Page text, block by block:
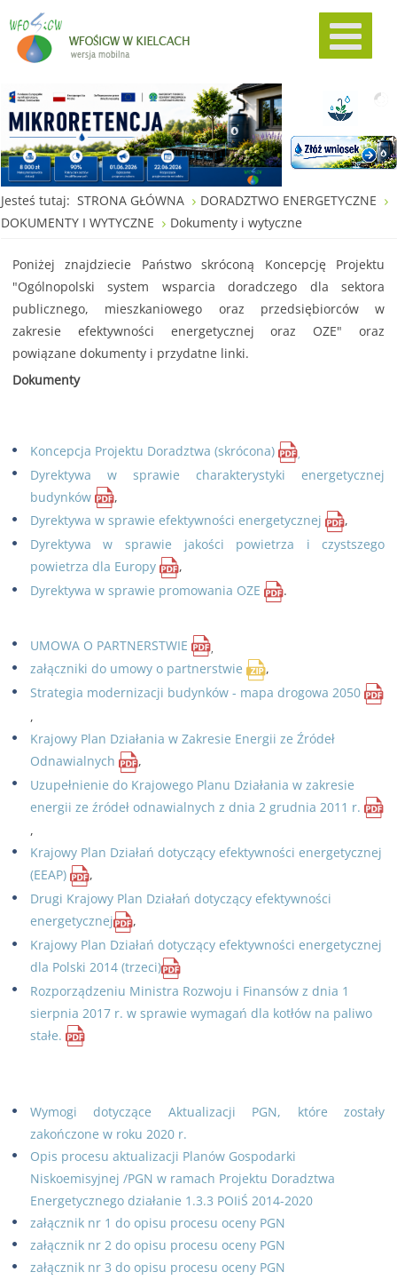
Jesteś tutaj: STRONA GŁÓWNA
DORADZTWO ENERGETYCZNE
DOKUMENTY I WYTYCZNE
Dokumenty i wytyczne
Poniżej znajdziecie Państwo skróconą Koncepcję Projektu
"Ogólnopolski system wsparcia doradczego dla sektora
publicznego, mieszkaniowego oraz przedsiębiorców w
zakresie efektywności energetycznej oraz OZE" oraz
powiązane dokumenty i przydatne linki.
Dokumenty
Koncepcja Projektu Doradztwa (skrócona) ,
Dyrektywa w sprawie charakterystyki energetycznej
budynków
,
Dyrektywa w sprawie efektywności energetycznej
,
Dyrektywa w sprawie jakości powietrza i czystszego
powietrza dla Europy
,
Dyrektywa w sprawie promowania OZE
.
UMOWA O PARTNERSTWIE ,
załączniki do umowy o partnerstwie
,
Strategia modernizacji budynków - mapa drogowa 2050
,
Krajowy Plan Działania w Zakresie Energii ze Źródeł
Odnawialnych
,
Uzupełnienie do Krajowego Planu Działania w zakresie
energii ze źródeł odnawialnych z dnia 2 grudnia 2011 r.
,
Krajowy Plan Działań dotyczący efektywności energetycznej
(EEAP)
,
Drugi Krajowy Plan Działań dotyczący efektywności
energetycznej
,
Krajowy Plan Działań dotyczący efektywności energetycznej
dla Polski 2014 (trzeci)
Rozporządzeniu Ministra Rozwoju i Finansów z dnia 1
sierpnia 2017 r. w sprawie wymagań dla kotłów na paliwo
stałe.
Wymogi dotyczące Aktualizacji PGN, które zostały
zakończone w roku 2020 r.
Opis procesu aktualizacji Planów Gospodarki
Niskoemisyjnej /PGN w ramach Projektu Doradztwa
Energetycznego działanie 1.3.3 POIiŚ 2014-2020
załącznik nr 1 do opisu procesu oceny PGN
załącznik nr 2 do opisu procesu oceny PGN
załącznik nr 3 do opisu procesu oceny PGN